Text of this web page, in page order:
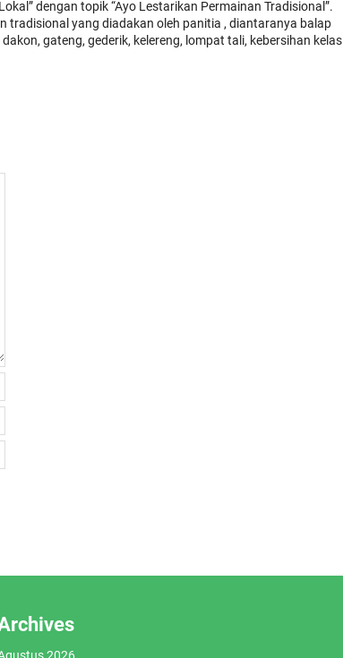
dengan topik “Ayo Lestarikan Permainan Tradisional”.
tradisional yang diadakan oleh panitia , diantaranya balap
gateng, gederik, kelereng, lompat tali, kebersihan kelas